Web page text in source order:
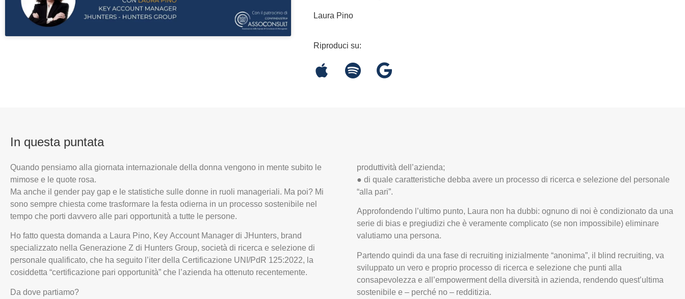
Laura Pino
Riproduci su:
In questa puntata
Quando pensiamo alla giornata internazionale della donna vengono in mente subito le
mimose e le quote rosa.
Ma anche il gender pay gap e le statistiche sulle donne in ruoli manageriali. Ma poi? Mi
sono sempre chiesta come trasformare la festa odierna in un processo sostenibile nel
tempo che porti davvero alle pari opportunità a tutte le persone.
Ho fatto questa domanda a Laura Pino, Key Account Manager di JHunters, brand
specializzato nella Generazione Z di Hunters Group, società di ricerca e selezione di
personale qualificato, che ha seguito l’iter della Certificazione UNI/PdR 125:2022, la
cosiddetta “certificazione pari opportunità” che l’azienda ha ottenuto recentemente.
Da dove partiamo?
produttività dell’azienda;
● di quale caratteristiche debba avere un processo di ricerca e selezione del personale
“alla pari”.
Approfondendo l’ultimo punto, Laura non ha dubbi: ognuno di noi è condizionato da una
serie di bias e pregiudizi che è veramente complicato (se non impossibile) eliminare
valutiamo una persona.
Partendo quindi da una fase di recruiting inizialmente “anonima”, il blind recruiting, va
sviluppato un vero e proprio processo di ricerca e selezione che punti alla
consapevolezza e all’empowerment della diversità in azienda, rendendo quest’ultima
sostenibile e – perché no – redditizia.